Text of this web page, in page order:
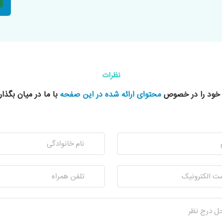
نظرات
خود را در خصوصمحتوای ارائه شده در این صفحهبا ما در میان